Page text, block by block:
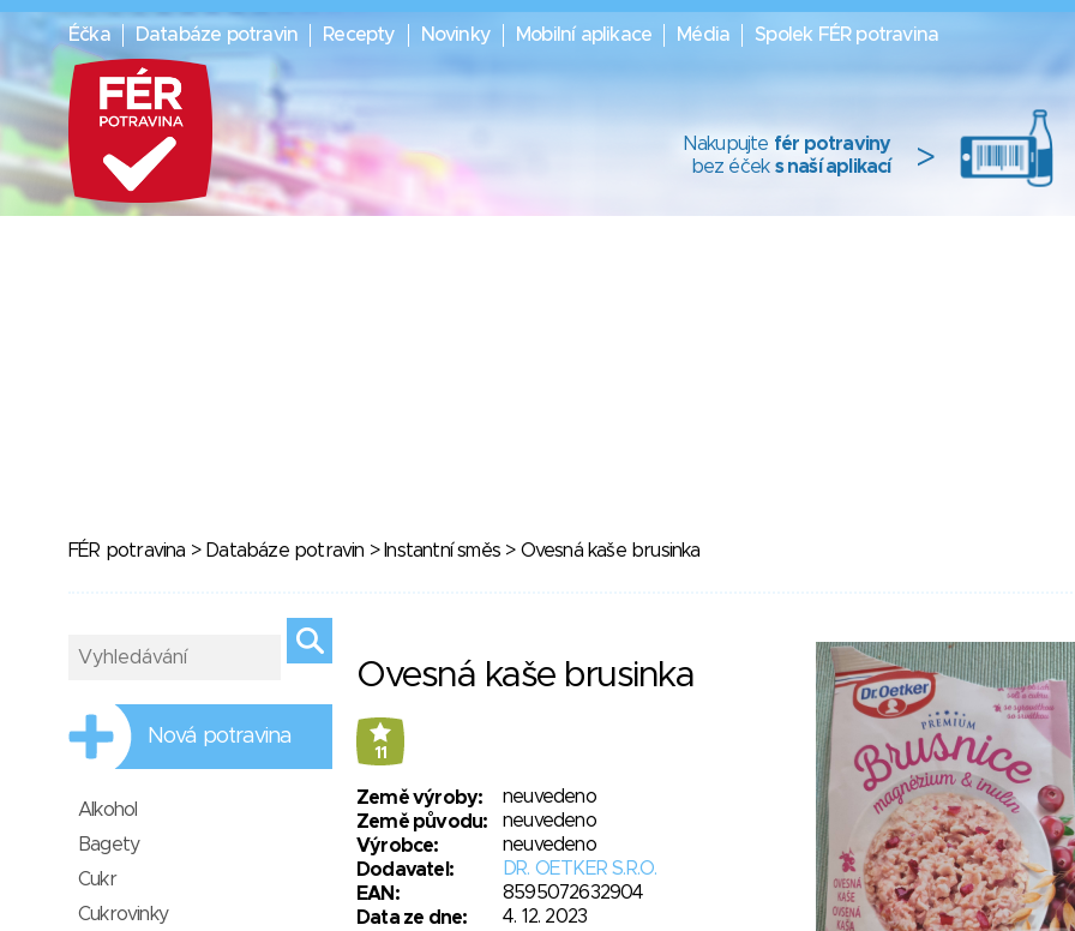
Éčka Databáze potravin Recepty Novinky Mobilní aplikace Média Spolek FÉR potravina
Nakupujte fér potraviny
bez éček s naší aplikací >
FÉR potravina > Databáze potravin > Instantní směs > Ovesná kaše brusinka
Ovesná kaše brusinka
11
Země výroby:
neuvedeno
Země původu:
neuvedeno
Výrobce:
neuvedeno
Dodavatel:
DR. OETKER S.R.O.
EAN:
8595072632904
Data ze dne:
4. 12. 2023
Nová potravina
Alkohol
Bagety
Cukr
Cukrovinky